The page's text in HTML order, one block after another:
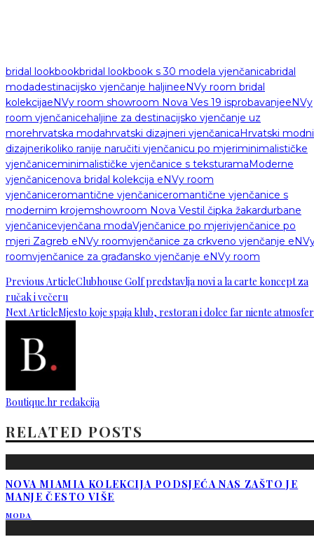
bridal lookbookbridal lookbook s 30 modela vjenčanicabridal
modadestinacijsko vjenčanje haljineeNVy room bridal
kolekcijaeNVy room showroom Nova Ves 19 isprobavanjeeNVy
room vjenčanicehaljine za destinacijsko vjenčanje uz
morehrvatska modahrvatski dizajneri vjenčanicaHrvatski modni
dizajnerikoliko ranije naručiti vjenčanicu po mjeriminimalističke
vjenčaniceminimalističke vjenčanice s teksturamaModerne
vjenčanicenova bridal kolekcija eNVy room
vjenčaniceromantične vjenčaniceromantične vjenčanice s
modernim krojemshowroom Nova Vestil čipka žakardurbane
vjenčanicevjenčana modaVjenčanice po mjerivjenčanice po
mjeri Zagreb eNVy roomvjenčanice za crkveno vjenčanje
roomvjenčanice za građansko vjenčanje eNVy room
Previous ArticleClubhouse Golf predstavlja novi a la carte koncept za
ručak i večeru
Next ArticleMjesto koje spaja klub, restoran i dolce far niente
Boutique.hr redakcija
RELATED POSTS
NOVA MIAMIA KOLEKCIJA PODSJEĆA NAS ZAŠTO JE
MANJE ČESTO VIŠE
MODA